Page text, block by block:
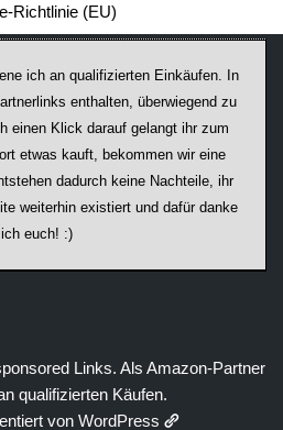
Richtlinie (EU)
ich an qualifizierten Einkäufen. In
enthalten, überwiegend zu
einen Klick darauf ge­lan­gt ihr zum
etwas kauft, bekommen wir ei­ne
dadurch keine Nachteile, ihr
weiterhin existiert und dafür danke
ich euch! :)
Links. Als Amazon-Partner
qualifizierten Käufen.
von WordPress